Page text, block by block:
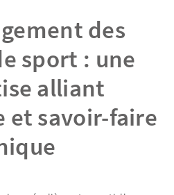
des
sport : une
alliant
et savoir-faire